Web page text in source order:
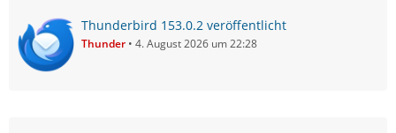
Thunderbird 153.0.2 veröffentlicht
Thunder 4. August 2026 um 22:28